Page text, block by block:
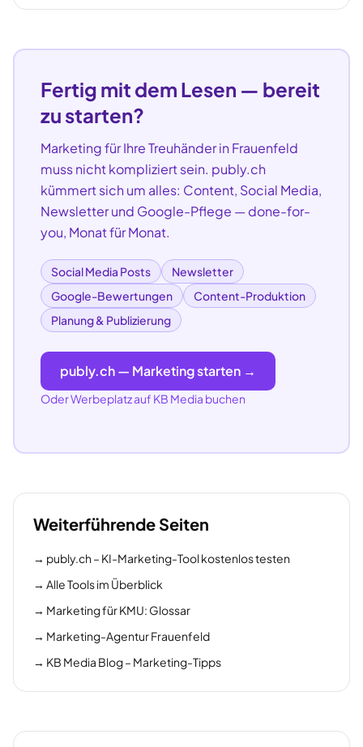
Fertig mit dem Lesen — bereit
zu starten?
Marketing für IhreTreuhänderinFrauenfeld
muss nicht kompliziert sein. publy.ch
kümmert sich um alles: Content, Social Media,
Newsletter und Google-Pflege — done-for-
you, Monat für Monat.
Social Media Posts
Newsletter
Google-Bewertungen
Content-Produktion
Planung & Publizierung
publy.ch — Marketing starten →
Oder Werbeplatz auf KB Media buchen
Weiterführende Seiten
→ publy.ch – KI-Marketing-Tool kostenlos testen
→ Alle Tools im Überblick
→ Marketing für KMU: Glossar
→ Marketing-Agentur Frauenfeld
→ KB Media Blog – Marketing-Tipps